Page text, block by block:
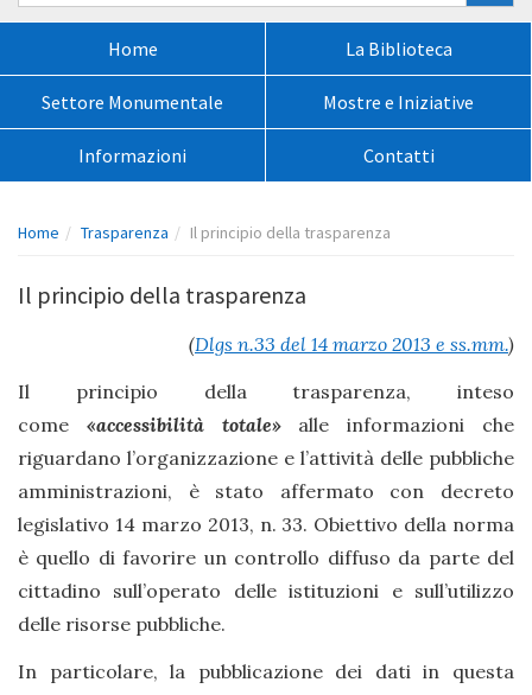
Home La Biblioteca
Settore Monumentale Mostre e Iniziative
Informazioni Contatti
Percorso
Home Trasparenza Il principio della trasparenza
Il principio della trasparenza
(Dlgs n.33 del 14 marzo 2013 e ss.mm.)
Il principio della trasparenza, inteso
come «accessibilità totale»alle informazioni che
riguardano l’organizzazione e l’attività delle pubbliche
amministrazioni, è stato affermato con decreto
legislativo 14 marzo 2013, n. 33. Obiettivo della norma
è quello di favorire un controllo diffuso da parte del
cittadino sull’operato delle istituzioni e sull’utilizzo
delle risorse pubbliche.
In particolare, la pubblicazione dei dati in questa